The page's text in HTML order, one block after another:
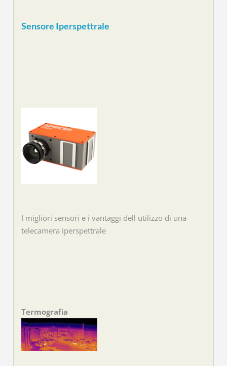
Sensore Iperspettrale
I migliori sensori e i vantaggi dell utilizzo di una
telecamera iperspettrale
Termografia